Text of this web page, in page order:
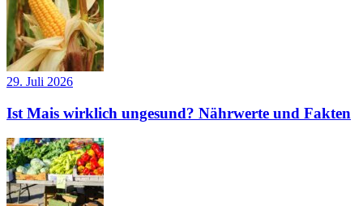
29. Juli 2026
Ist Mais wirklich ungesund? Nährwerte und Fakten